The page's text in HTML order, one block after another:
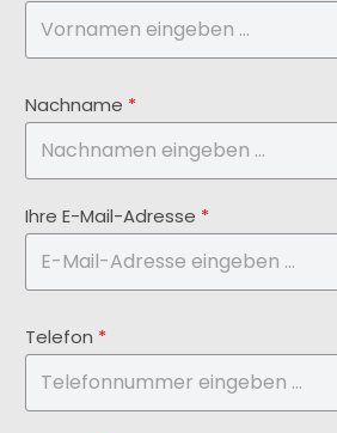
Nachname *
Ihre E-Mail-Adresse *
Telefon *